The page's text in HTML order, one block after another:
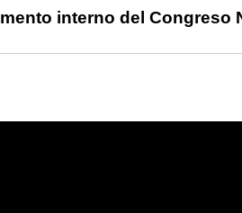
interno del Congreso